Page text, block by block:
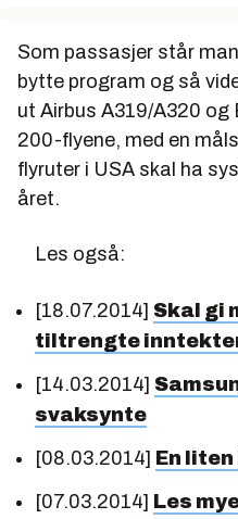
Som passasjer står
bytte program og så
ut Airbus A319/A320
200-flyene, med en
flyruter i USA skal ha
året.
Les også:
[18.07.2014] Skal gi
tiltrengte
[14.03.2014]
svaksynte
[08.03.2014] En
[07.03.2014] Les